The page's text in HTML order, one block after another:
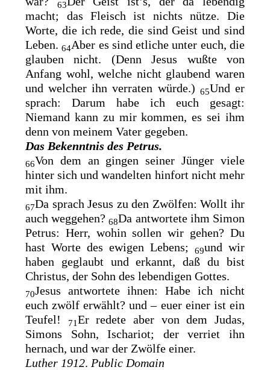
63
macht; das Fleisch ist nichts nütze. Die
Worte, die ich rede, die sind Geist und sind
Leben. 64Aber es sind etliche unter euch, die
glauben nicht. (Denn Jesus wußte von
Anfang wohl, welche nicht glaubend waren
undwelcher ihn verraten würde.) 65Und er
sprach: Darum habe ich euch gesagt:
Niemand kann zu mir kommen, es sei ihm
denn von meinem Vater gegeben.
Das Bekenntnis des Petrus.
66Von dem an gingen seiner Jünger viele
hinter sich und wandelten hinfort nicht mehr
mit ihm.
67Da sprach Jesus zu den Zwölfen: Wollt ihr
auch weggehen?68Da antwortete ihm Simon
Petrus: Herr, wohin sollen wir gehen? Du
hastWorte des ewigen Lebens; 69und wir
haben geglaubt und erkannt, daßdu bist
Christus, der Sohn des lebendigen Gottes.
70Jesus antwortete ihnen: Habe ich nicht
euch zwölf erwählt? und – euer einer ist ein
Teufel!
71Er redete aber von dem Judas,
Simons Sohn, Ischariot; der verriet ihn
hernach, und war der Zwölfe einer.
Luther 1912. Public Domain